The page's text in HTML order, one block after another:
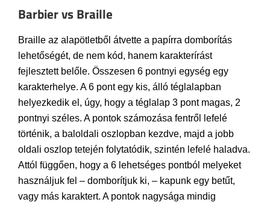
Barbier vs Braille
Braille az alapötletből átvette a papírra domborítás
lehetőségét, de nem kód, hanem karakterírást
fejlesztett belőle. Összesen 6 pontnyi egység egy
karakterhelye. A 6 pont egy kis, álló téglalapban
helyezkedik el, úgy, hogy a téglalap 3 pont magas, 2
pontnyi széles. A pontok számozása fentről lefelé
történik, a baloldali oszlopban kezdve, majd a jobb
oldali oszlop tetején folytatódik, szintén lefelé haladva.
Attól függően, hogy a 6 lehetséges pontból melyeket
használjuk fel – domborítjuk ki, – kapunk egy betűt,
vagy más karaktert. A pontok nagysága mindig